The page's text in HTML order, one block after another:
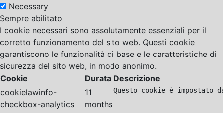
Necessary
Sempre abilitato
I cookie necessari sono assolutamente essenziali per il
corretto funzionamento del sito web. Questi cookie
garantiscono le funzionalità di base e le caratteristiche di
sicurezza del sito web, in modo anonimo.
Cookie
Durata Descrizione
cookielawinfo-
checkbox-analytics
11
months
Questo cookie è